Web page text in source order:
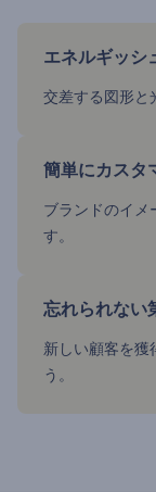
エネルギッシ
交差する図形と
簡単にカスタ
ブランドのイメ
す。
忘れられない
新しい顧客を獲
う。